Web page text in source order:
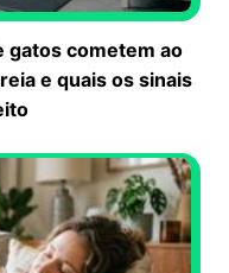
gatos cometem ao
e quais os sinais